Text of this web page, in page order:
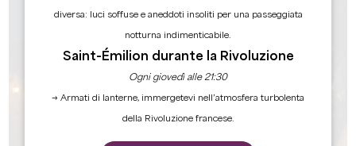
diversa: luci soffuse e aneddoti insoliti per una passeggiata
notturna indimenticabile.
Saint-Émilion durante la Rivoluzione
Ogni giovedì alle 21:30
→ Armati di lanterne, immergetevi nell’atmosfera turbolenta
della Rivoluzione francese.